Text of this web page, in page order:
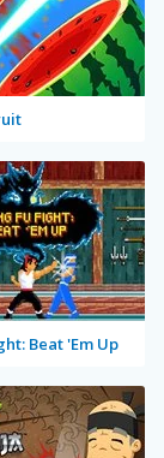
Beat 'Em Up